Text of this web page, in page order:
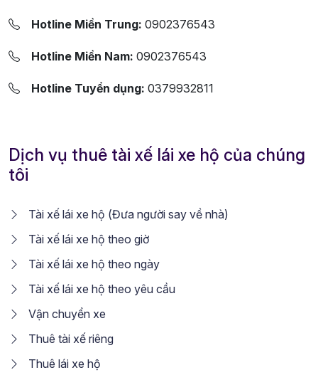
Hotline Miền Trung: 0902376543
Hotline Miền Nam: 0902376543
Hotline Tuyển dụng: 0379932811
Dịch vụ thuê tài xế lái xe hộ của chúng
tôi
Tài xế lái xe hộ (Đưa người say về nhà)
Tài xế lái xe hộ theo giờ
Tài xế lái xe hộ theo ngày
Tài xế lái xe hộ theo yêu cầu
Vận chuyển xe
Thuê tài xế riêng
Thuê lái xe hộ